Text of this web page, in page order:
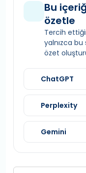
Bu
özetle
Tercih
yalnızca bu
özet
ChatGPT
Perplexity
Gemini